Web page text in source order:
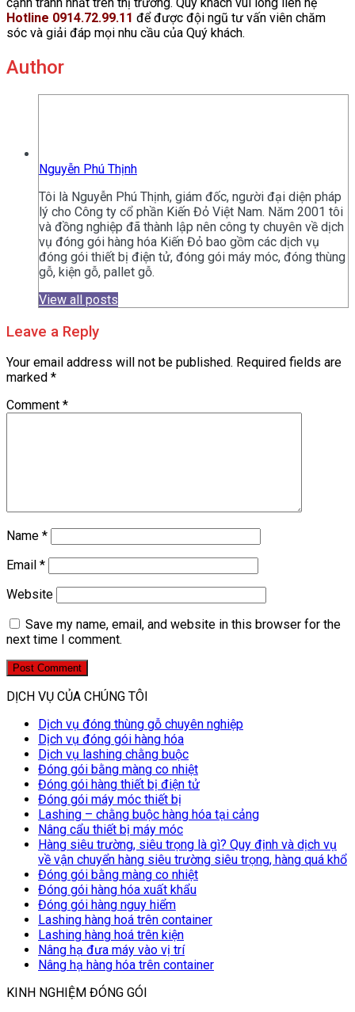
Hotline 0914.72.99.11 để được đội ngũ tư vấn viên chăm
sóc và giải đáp mọi nhu cầu của Quý khách.
Author
Nguyễn Phú Thịnh
Tôi là Nguyễn Phú Thịnh, giám đốc, người đại diện pháp
lý cho Công ty cổ phần Kiến Đỏ Việt Nam. Năm 2001 tôi
và đồng nghiệp đã thành lập nên công ty chuyên về dịch
vụ đóng gói hàng hóa Kiến Đỏ bao gồm các dịch vụ
đóng gói thiết bị điện tử, đóng gói máy móc, đóng thùng
gỗ, kiện gỗ, pallet gỗ.
View all posts
Leave a Reply
Your email address will not be published. Required fields are
marked *
Comment *
Name *
Email *
Website
Save my name, email, and website in this browser for the
next time I comment.
DỊCH VỤ CỦA CHÚNG TÔI
Dịch vụ đóng thùng gỗ chuyên nghiệp
Dịch vụ đóng gói hàng hóa
Dịch vụ lashing chằng buộc
Đóng gói bằng màng co nhiệt
Đóng gói hàng thiết bị điện tử
Đóng gói máy móc thiết bị
Lashing – chằng buộc hàng hóa tại cảng
Nâng cẩu thiết bị máy móc
Hàng siêu trường, siêu trọng là gì? Quy định và dịch vụ
về vận chuyển hàng siêu trường siêu trọng, hàng quá khổ
Đóng gói bằng màng co nhiệt
Đóng gói hàng hóa xuất khẩu
Đóng gói hàng nguy hiểm
Lashing hàng hoá trên container
Lashing hàng hoá trên kiện
Nâng hạ đưa máy vào vị trí
Nâng hạ hàng hóa trên container
KINH NGHIỆM ĐÓNG GÓI